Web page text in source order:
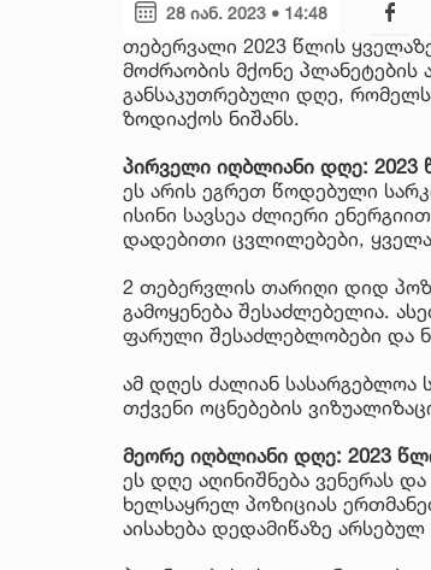
28 იან. 2023 • 14:48
თებერვალი 2023 წლის
მოძრაობის მქონე პლანეტების
განსაკუთრებული დღე,
ზოდიაქოს ნიშანს.
პირველი იღბლიანი დღე: 2023
ეს არის ეგრეთ წოდებული
ისინი სავსეა ძლიერი
დადებითი ცვლილებები,
2 თებერვლის თარიღი დიდ
გამოყენება შესაძლებელია.
ფარული შესაძლებლობები და
ამ დღეს ძალიან სასარგებლოა
თქვენი ოცნებების
მეორე იღბლიანი დღე: 2023
ეს დღე აღინიშნება ვენერას
ხელსაყრელ პოზიციას
აისახება დედამიწაზე